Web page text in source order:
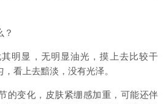
？
明显，无明显油光，摸上去比较干
看上去黯淡，没有光泽。
的变化，皮肤紧绷感加重，可能还伴